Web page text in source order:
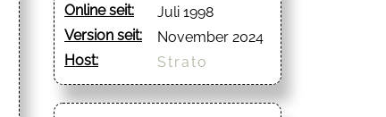
Online seit:
Juli 1998
Version seit:
November 2024
Host:
Strato